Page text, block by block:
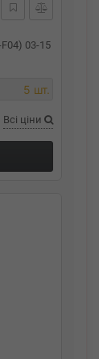
03-15
5 шт.
Всі ціни